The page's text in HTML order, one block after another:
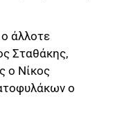
άλλοτε
Σταθάκης,
ο Νίκος
ο